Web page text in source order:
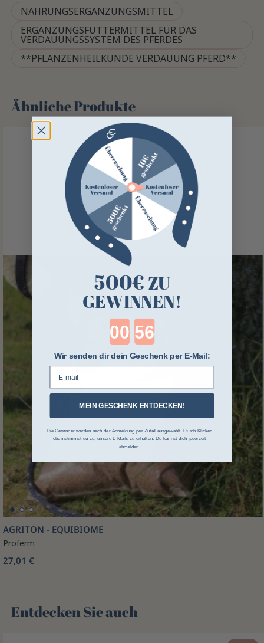
NAHRUNGSERGÄNZUNGSMITTEL
ERGÄNZUNGSFUTTERMITTEL FÜR DAS
VERDAUUNGSSYSTEM DES PFERDES
**PFLANZENHEILKUNDE VERDAUUNG PFERD**
Ähnliche Produkte
AGRITON - EQUIBIOME
Proferm
27,01 €
Entdecken Sie auch 🌻
500€ ZU
GEWINNEN!
Countdown ends in:
Wir senden dir dein Geschenk per E-Mail:
MEIN GESCHENK ENTDECKEN!
Die Gewinner werden nach der Anmeldung per Zufall ausgewählt. Durch Klicken
oben stimmst du zu, unsere E-Mails zu erhalten. Du kannst dich jederzeit
abmelden.